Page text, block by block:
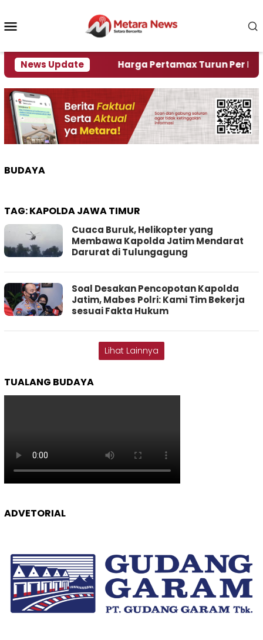
konten
News Update
Krisi Air Harga Pertamax Turun Per Hari Ini,
BUDAYA
TAG:KAPOLDA JAWA TIMUR
Cuaca Buruk, Helikopter yang
Membawa Kapolda Jatim Mendarat
Darurat di Tulungagung
Soal Desakan Pencopotan Kapolda
Jatim, Mabes Polri: Kami Tim Bekerja
sesuai Fakta Hukum
Lihat Lainnya
TUALANG BUDAYA
ADVETORIAL